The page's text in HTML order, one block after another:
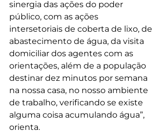
sinergia das ações do poder
público, com as ações
intersetoriais de coberta de lixo, de
abastecimento de água, da visita
domiciliar dos agentes com as
orientações, além de a população
destinar dez minutos por semana
na nossa casa, no nosso ambiente
de trabalho, verificando se existe
alguma coisa acumulando água”,
orienta.